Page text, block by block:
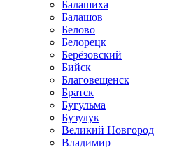
Балашиха
Балашов
Белово
Белорецк
Берёзовский
Бийск
Благовещенск
Братск
Бугульма
Бузулук
Великий Новгород
Владимир